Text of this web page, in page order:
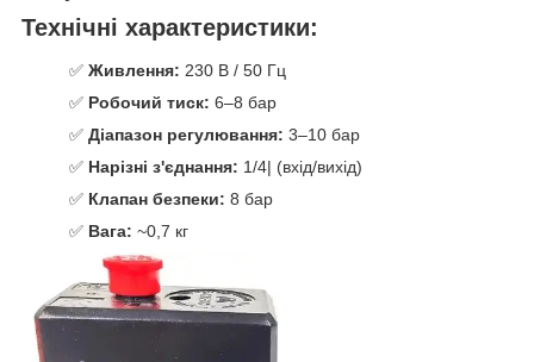
Технічні характеристики:
✅ Живлення: 230 В / 50 Гц
✅ Робочий тиск: 6–8 бар
✅ Діапазон регулювання: 3–10 бар
✅ Нарізні з'єднання: 1/4| (вхід/вихід)
✅ Клапан безпеки: 8 бар
✅ Вага: ~0,7 кг